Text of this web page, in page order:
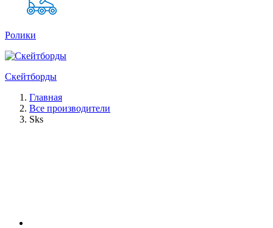
Ролики
Скейтборды
Главная
Все производители
Sks